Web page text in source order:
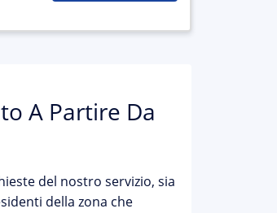
A Partire Da
del nostro servizio, sia
della zona che